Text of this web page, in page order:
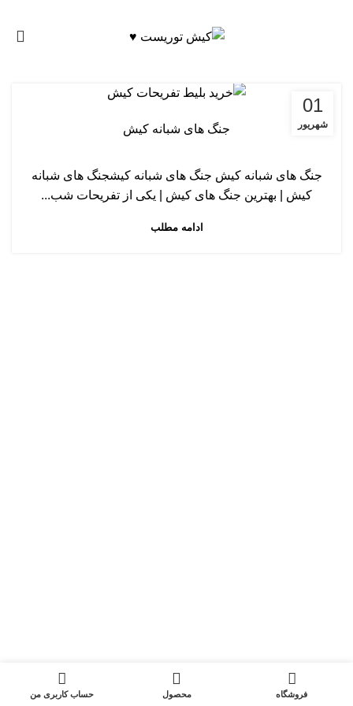
01
شهریور
دسته‌بندی نشده
جنگ های شبانه کیش
جنگ های شبانه کیش جنگ های شبانه کیشجنگ های شبانه
کیش | بهترین جنگ های کیش | یکی از تفریحات شب...
ادامه مطلب
فروشگاه محصول حساب کاربری من